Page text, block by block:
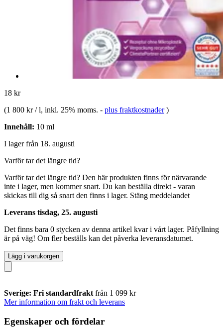
18 kr
(1 800 kr / l, inkl. 25% moms. - plus fraktkostnader )
Innehåll: 10 ml
I lager från 18. augusti
Varför tar det längre tid?
Varför tar det längre tid? Den här produkten finns för närvarande
inte i lager, men kommer snart. Du kan beställa direkt - varan
skickas till dig så snart den finns i lager. Stäng meddelandet
Leverans tisdag, 25. augusti
Det finns bara 0 stycken av denna artikel kvar i vårt lager. Påfyllning
är på väg! Om fler beställs kan det påverka leveransdatumet.
Lägg i varukorgen
Sverige: Fri standardfrakt från 1 099 kr
Mer information om frakt och leverans
Egenskaper och fördelar